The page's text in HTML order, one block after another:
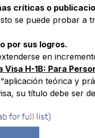
críticas o
se puede probar a
por sus logros.
en
Visa H-1B: Para
teórica y
su título debe ser